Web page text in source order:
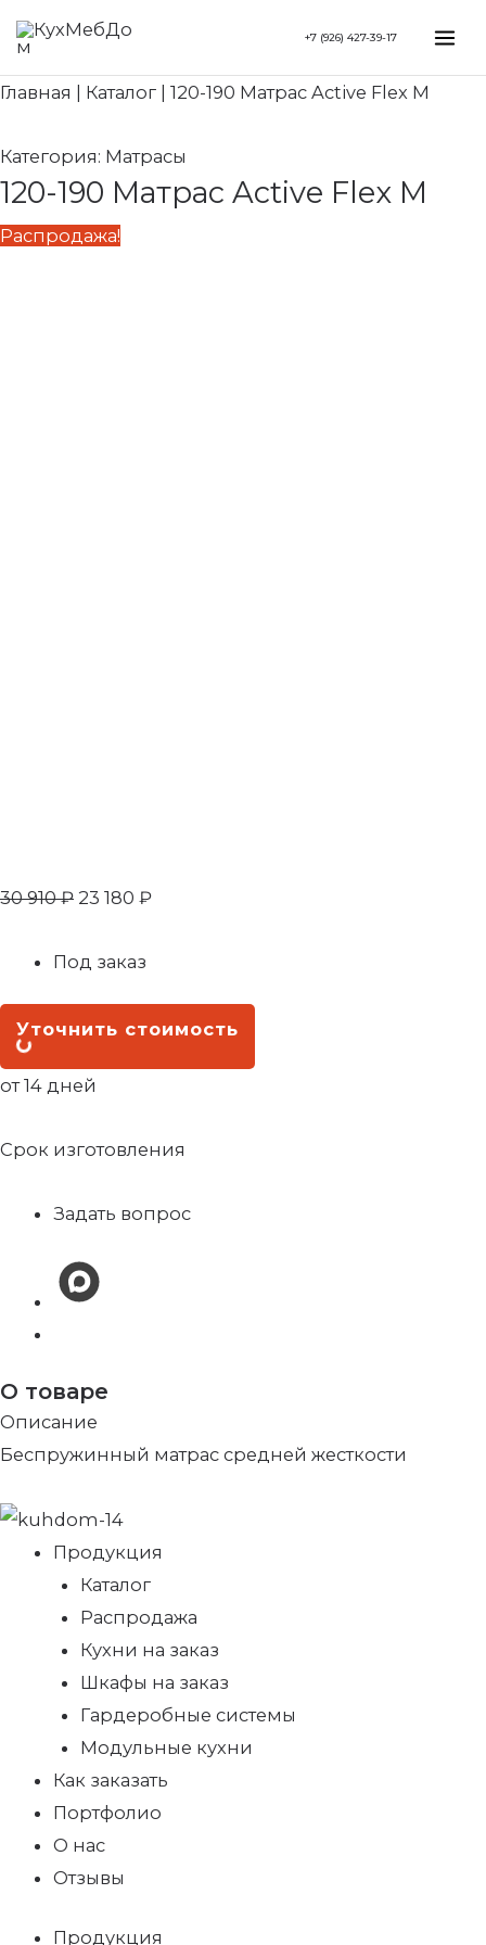
Перейти
содержимому
+7 (926) 427-39-17
Главная Каталог 120-190 Матрас Active Flex M
Категория: Матрасы
120-190 Матрас Active Flex M
Распродажа!
30 910₽
Первоначальная
составляла
910 ₽.
23 180 ₽
23
Под заказ
Уточнить стоимость
от 14 дней
Срок изготовления
Задать вопрос
О товаре
Описание
Беспружинный матрас средней жесткости
Продукция
Каталог
Распродажа
Кухни на заказ
Шкафы на заказ
Гардеробные системы
Модульные кухни
Как заказать
Портфолио
О нас
Отзывы
Продукция
Search...